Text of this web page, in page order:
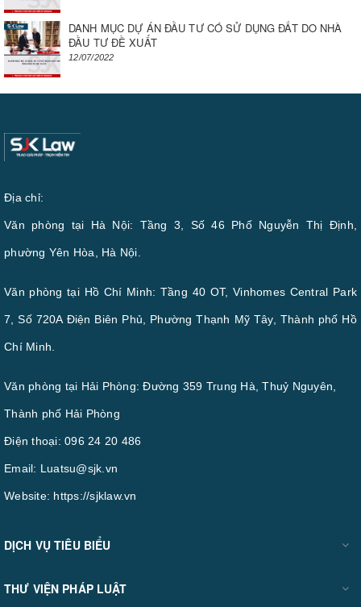
DANH MỤC DỰ ÁN ĐẦU TƯ CÓ SỬ DỤNG ĐẤT DO NHÀ
ĐẦU TƯ ĐỀ XUẤT
12/07/2022
Địa chỉ:
Văn phòng tại Hà Nội: Tầng 3, Số 46 Phố Nguyễn Thị Định,
phường Yên Hòa, Hà Nội.
Văn phòng tại Hồ Chí Minh: Tầng 40 OT, Vinhomes Central Park
7, Số 720A Điện Biên Phủ, Phường Thạnh Mỹ Tây, Thành phố Hồ
Chí Minh.
Văn phòng tại Hải Phòng: Đường 359 Trung Hà, Thuỷ Nguyên,
Thành phố Hải Phòng
Điện thoại: 096 24 20 486
Email: Luatsu@sjk.vn
Website: https://sjklaw.vn
DỊCH VỤ TIÊU BIỂU
THƯ VIỆN PHÁP LUẬT